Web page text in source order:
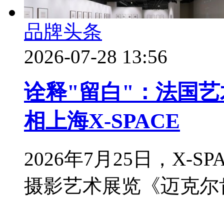
品牌头条
2026-07-28 13:56
诠释"留白"：法国艺
相上海X-SPACE
2026年7月25日，X-
摄影艺术展览《迈克